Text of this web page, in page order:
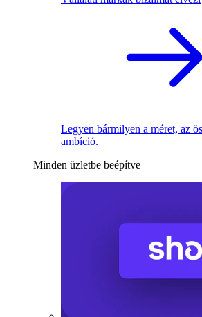
Legyen bármilyen a méret, az
ambíció.
Minden üzletbe beépítve